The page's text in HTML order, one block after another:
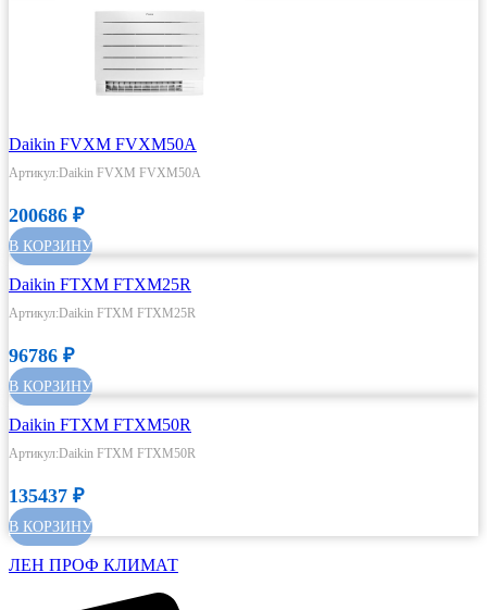
Daikin FVXM FVXM50A
Артикул:Daikin FVXM FVXM50A
200686 ₽
В КОРЗИНУ
Daikin FTXM FTXM25R
Артикул:Daikin FTXM FTXM25R
96786 ₽
В КОРЗИНУ
Daikin FTXM FTXM50R
Артикул:Daikin FTXM FTXM50R
135437 ₽
В КОРЗИНУ
ЛЕН ПРОФ КЛИМАТ